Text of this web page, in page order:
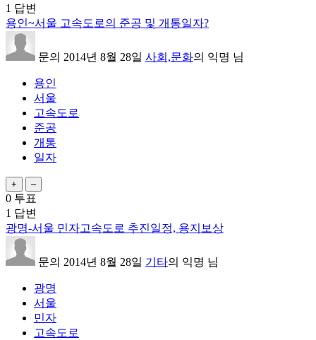
1 답변
용인~서울 고속도로의 준공 및 개통일자?
문의 2014년 8월 28일 사회,문화의 익명 님
용인
서울
고속도로
준공
개통
일자
0 투표
1 답변
광명-서울 민자고속도로 추진일정, 용지보상
문의 2014년 8월 28일 기타의 익명 님
광명
서울
민자
고속도로